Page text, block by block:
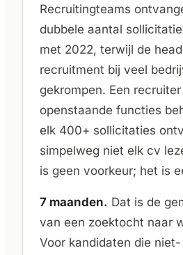
Recruitingteams
dubbele aantal
met 2022, terwijl de
recruitment bij veel
gekrompen. Een
openstaande functies
elk 400+ sollicitaties
simpelweg niet elk cv
is geen voorkeur; het is
7 maanden. Dat is de
van een zoektocht naar
Voor kandidaten die niet-